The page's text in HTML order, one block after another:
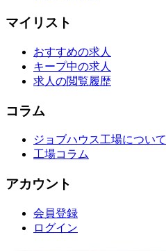
マイリスト
おすすめの求人
キープ中の求人
求人の閲覧履歴
コラム
ジョブハウス工場について
工場コラム
アカウント
会員登録
ログイン